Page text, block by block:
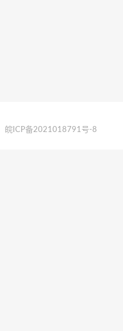
皖ICP备2021018791号-8